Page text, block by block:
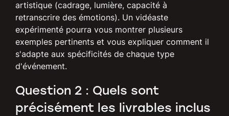
artistique (cadrage, lumière, capacité à
retranscrire des émotions). Un vidéaste
expérimenté pourra vous montrer plusieurs
exemples pertinents et vous expliquer comment il
s'adapte aux spécificités de chaque type
d'événement.
Question 2 : Quels sont
précisément les livrables inclus